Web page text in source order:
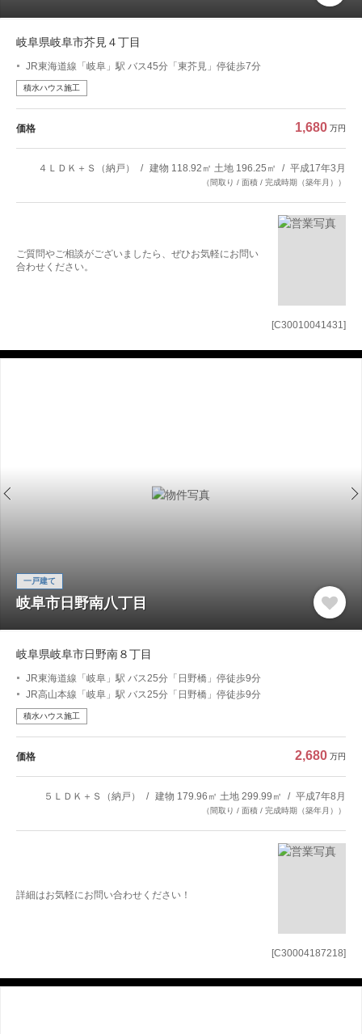
[C30010041431]
岐阜県岐阜市芥見４丁目
JR東海道線「岐阜」駅 バス45分「東芥見」停徒歩7分
積水ハウス施工
価格 1,680 万円
４ＬＤＫ＋Ｓ（納戸） 建物 118.92㎡ 土地 196.25㎡ 平成17年3月
（間取り / 面積 / 完成時期（築年月））
ご質問やご相談がございましたら、ぜひお気軽にお問い
合わせください。
[C30004187218]
一戸建て
岐阜市日野南八丁目
岐阜県岐阜市日野南８丁目
JR東海道線「岐阜」駅 バス25分「日野橋」停徒歩9分
JR高山本線「岐阜」駅 バス25分「日野橋」停徒歩9分
積水ハウス施工
価格 2,680 万円
５ＬＤＫ＋Ｓ（納戸） 建物 179.96㎡ 土地 299.99㎡ 平成7年8月
（間取り / 面積 / 完成時期（築年月））
詳細はお気軽にお問い合わせください！